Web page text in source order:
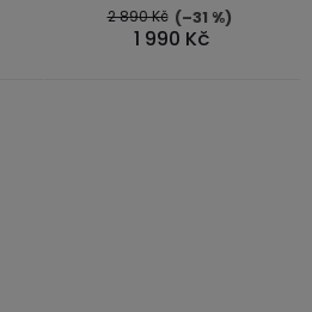
1 990 Kč
2 890 Kč (–31 %)